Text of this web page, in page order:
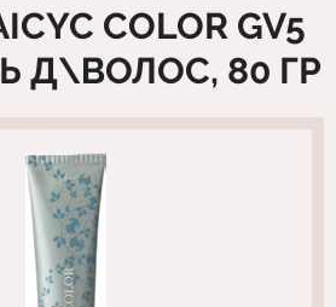
COLOR GV5
Д\ВОЛОС, 80 ГР